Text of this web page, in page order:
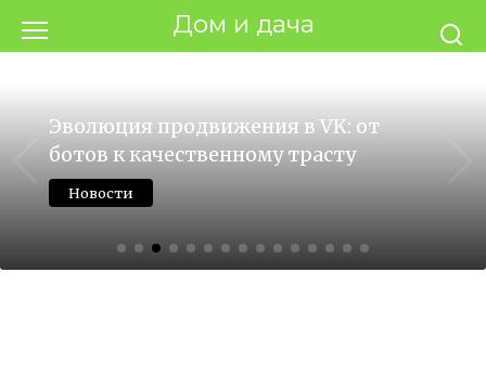
Дом и дача
Эволюция продвижения в VK: от
ботов к качественному трасту
Новости